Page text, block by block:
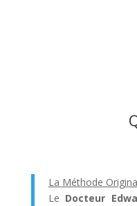
La Méthode
Le Docteur